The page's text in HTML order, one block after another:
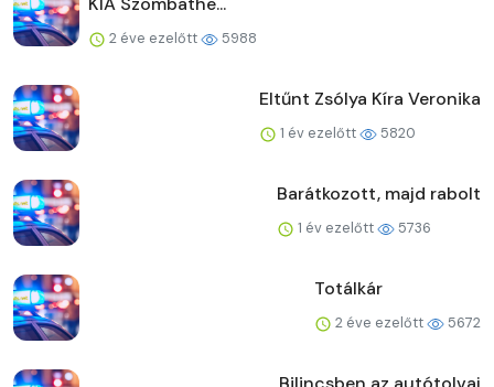
2 éve ezelőtt 5988
Eltűnt Zsólya Kíra Veronika
1 év ezelőtt 5820
Barátkozott, majd rabolt
1 év ezelőtt 5736
Totálkár
2 éve ezelőtt 5672